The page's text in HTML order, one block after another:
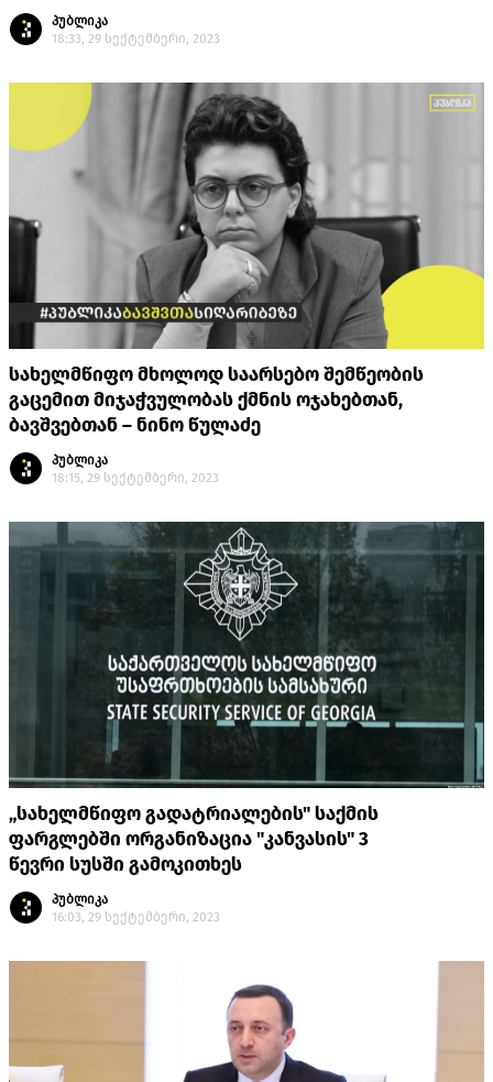
პუბლიკა
18:33, 29 სექტემბერი, 2023
სახელმწიფო მხოლოდ საარსებო შემწეობის
გაცემით მიჯაჭვულობას ქმნის ოჯახებთან,
ბავშვებთან – ნინო წულაძე
პუბლიკა
18:15, 29 სექტემბერი, 2023
„სახელმწიფო გადატრიალების" საქმის
ფარგლებში ორგანიზაცია "კანვასის" 3
წევრი სუსში გამოკითხეს
პუბლიკა
16:03, 29 სექტემბერი, 2023